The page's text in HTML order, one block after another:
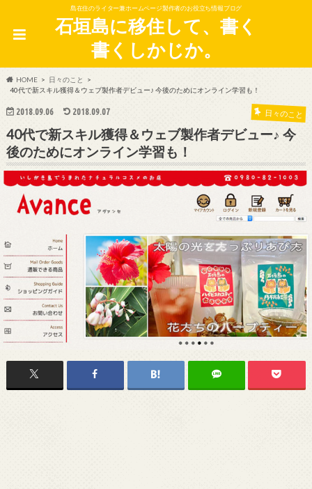
島在住のライター兼ホームページ製作者のお役立ち情報ブログ
石垣島に移住して、書く
書くしかじか。
HOME
日々のこと
40代で新スキル獲得＆ウェブ製作者デビュー♪ 今後のためにオンライン学習も！
2018.09.06 2018.09.07 日々のこと
40代で新スキル獲得＆ウェブ製作者デビュー♪ 今
後のためにオンライン学習も！